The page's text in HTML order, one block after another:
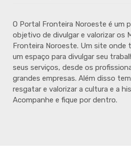
O Portal Fronteira Noroeste é um
objetivo de divulgar e valorizar os
Fronteira Noroeste. Um site onde
um espaço para divulgar seu
seus serviços, desde os
grandes empresas. Além disso
resgatar e valorizar a cultura e a
Acompanhe e fique por dentro.